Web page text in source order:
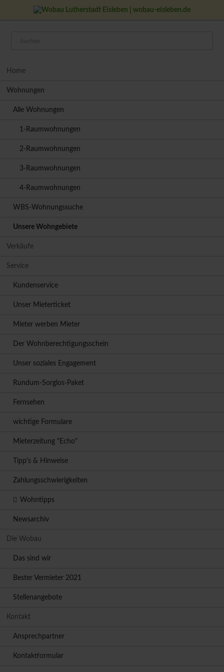
Home
Wohnungen
Alle Wohnungen
1-Raumwohnungen
2-Raumwohnungen
3-Raumwohnungen
4-Raumwohnungen
WBS-Wohnungssuche
Unsere Wohngebiete
Verkäufe
Service
Kundenservice
Unser Mieterticket
Mieter werben Mieter
Der Wohnberechtigungsschein
Unser soziales Engagement
Rundum-Sorglos-Paket
Fernsehen
wichtige Formulare
Mieterzeitung "Echo"
Tipp's & Hinweise
Zahlungsschwierigkeiten
Wohntipps
Newsarchiv
Die Wobau
Das sind wir
Bester Vermieter 2021
Stellenangebote
Kontakt
Ansprechpartner
Kontaktformular